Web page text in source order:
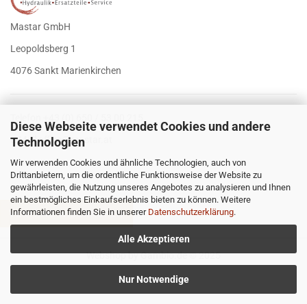
Diese Webseite verwendet Cookies und andere
Technologien
Wir verwenden Cookies und ähnliche Technologien, auch von
Drittanbietern, um die ordentliche Funktionsweise der Website zu
gewährleisten, die Nutzung unseres Angebotes zu analysieren und Ihnen
ein bestmögliches Einkaufserlebnis bieten zu können. Weitere
Informationen finden Sie in unserer Datenschutzerklärung.
Alle Akzeptieren
Nur Notwendige
Mastar GmbH
Leopoldsberg 1
4076 Sankt Marienkirchen
E-Mailoffice@mastar.at
VERTRAG WIDERRUFEN
Webshopby Gambio.de © 2025